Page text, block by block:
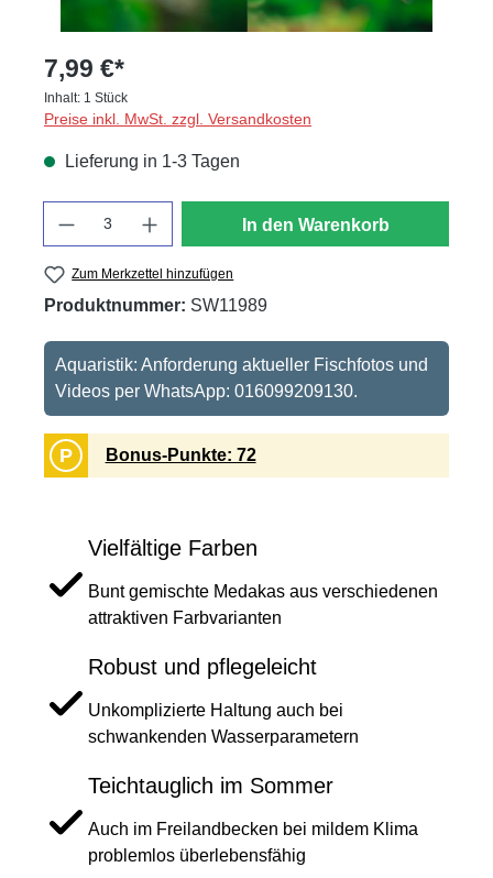
7,99 €*
Inhalt: 1 Stück
Preise inkl. MwSt. zzgl. Versandkosten
Lieferung in 1-3 Tagen
In den Warenkorb
Zum Merkzettel hinzufügen
Produktnummer: SW11989
Aquaristik: Anforderung aktueller Fischfotos und
Videos per WhatsApp: 016099209130.
P Bonus-Punkte: 72
Vielfältige Farben
Bunt gemischte Medakas aus verschiedenen
attraktiven Farbvarianten
Robust und pflegeleicht
Unkomplizierte Haltung auch bei
schwankenden Wasserparametern
Teichtauglich im Sommer
Auch im Freilandbecken bei mildem Klima
problemlos überlebensfähig